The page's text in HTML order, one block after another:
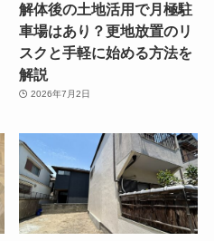
解体後の土地活用で月極駐
車場はあり？更地放置のリ
スクと手軽に始める方法を
解説
2026年7月2日